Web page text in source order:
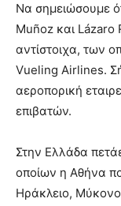
Να σημειώσουμε
Muñoz και Lázaro
αντίστοιχα, των
Vueling Airlines.
αεροπορική
επιβατών.
Στην Ελλάδα
οποίων η Αθήνα
Ηράκλειο,